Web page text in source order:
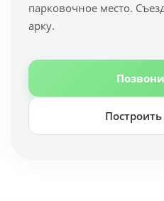
парковочное место.
арку.